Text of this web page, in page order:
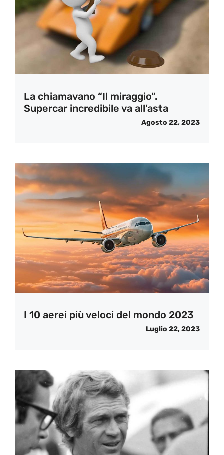
La chiamavano “Il miraggio”.
Supercar incredibile va all’asta
Agosto 22, 2023
I 10 aerei più veloci del mondo 2023
Luglio 22, 2023